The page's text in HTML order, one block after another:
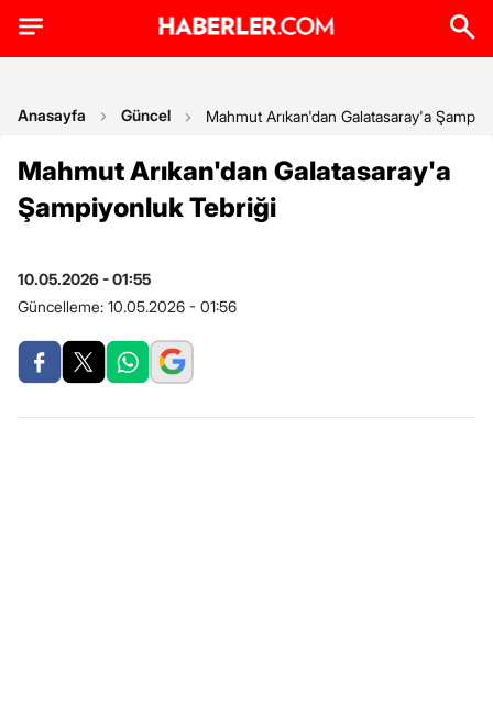
Anasayfa Güncel Mahmut Arıkan'dan Galatasaray'a
Mahmut Arıkan'dan Galatasaray'a
Şampiyonluk Tebriği
10.05.2026 - 01:55
Güncelleme: 10.05.2026 - 01:56